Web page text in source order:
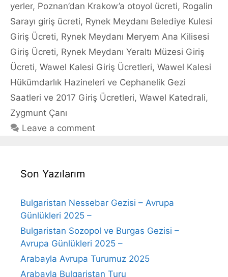
yerler, Poznan’dan Krakow’a otoyol ücreti, Rogalin
Sarayı giriş ücreti, Rynek Meydanı Belediye Kulesi
Giriş Ücreti, Rynek Meydanı Meryem Ana Kilisesi
Giriş Ücreti, Rynek Meydanı Yeraltı Müzesi Giriş
Ücreti, Wawel Kalesi Giriş Ücretleri, Wawel Kalesi
Hükümdarlık Hazineleri ve Cephanelik Gezi
Saatleri ve 2017 Giriş Ücretleri, Wawel Katedrali,
Zygmunt Çanı
Leave a comment
Son Yazılarım
Bulgaristan Nessebar Gezisi – Avrupa
Günlükleri 2025 –
Bulgaristan Sozopol ve Burgas Gezisi –
Avrupa Günlükleri 2025 –
Arabayla Avrupa Turumuz 2025
Arabayla Bulgaristan Turu